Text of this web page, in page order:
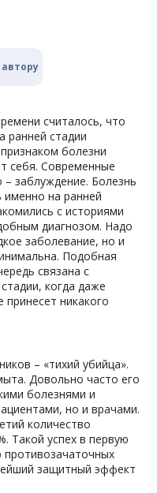
считалось, что
ранней стадии
болезни
себя. Современные
заблуждение. Болезнь
на ранней
с историями
диагнозом. Надо
заболевание, но и
Подобная
связана с
когда даже
принесет никакого
– «тихий убийца».
Довольно часто его
болезнями и
но и врачами.
количество
Такой успех в первую
противозачаточных
защитный эффект